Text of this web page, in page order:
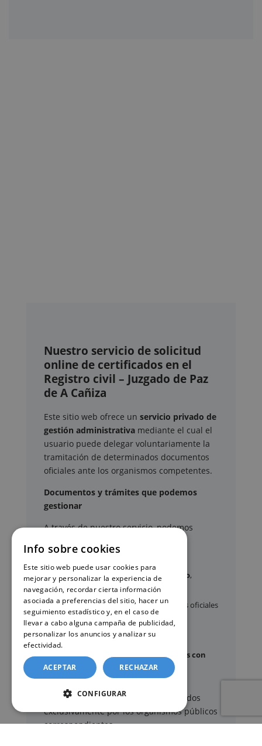
Nuestro servicio de solicitud
online de certificados en el
Registro civil – Juzgado de Paz
de A Cañiza
Este sitio web ofrece un servicio privado de
gestión administrativa mediante el cual el
usuario puede delegar voluntariamente la
tramitación de determinados documentos
oficiales ante los organismos competentes.
Documentos y trámites que podemos
gestionar
A través de nuestro servicio, podemos
Certificados y partidas denacimiento,
matrimonioydefunción
Apostilla de La Hayade documentos oficiales
Legalizaciónde certificados
Certificado de Últimas Voluntades
Certificado de contratos de seguros con
cobertura por fallecimiento
Los documentos oficiales son expedidos
exclusivamente por los organismos públicos
correspondientes.
Info sobre cookies
Este sitio web puede usar cookies para
mejorar y personalizar la experiencia de
navegación, recordar cierta información
asociada a preferencias del sitio, hacer un
seguimiento estadístico y, en el caso de
llevar a cabo alguna campaña de publicidad,
personalizar los anuncios y analizar su
efectividad.
ACEPTAR RECHAZAR
CONFIGURAR